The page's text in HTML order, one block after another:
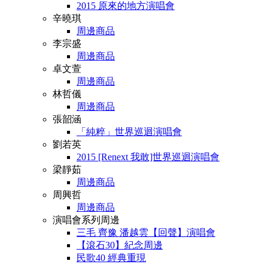
2015 原來的地方演唱會
辛曉琪
周邊商品
李宗盛
周邊商品
卓文萱
周邊商品
林哲儀
周邊商品
張韶涵
「純粹」世界巡迴演唱會
劉若英
2015 [Renext 我敢]世界巡迴演唱會
梁靜茹
周邊商品
周興哲
周邊商品
演唱會系列周邊
三毛 齊豫 潘越雲【回聲】演唱會
【滾石30】紀念周邊
民歌40 經典重現